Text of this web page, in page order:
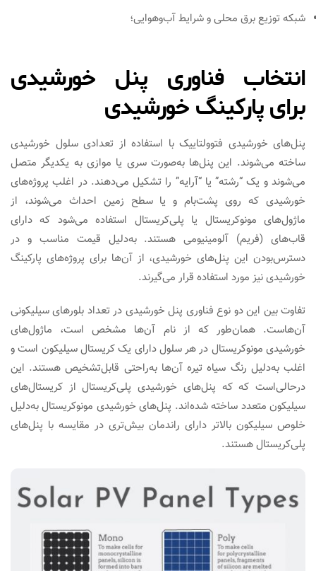
شبکه توزیع برق محلی و شرایط آب‌وهوایی؛
انتخاب فناوری پنل خورشیدی
برای پارکینگ خورشیدی
پنل‌های خورشیدی فتوولتاییک با استفاده از تعدادی سلول خورشیدی
ساخته می‌شوند. این پنل‌ها به‌صورت سری یا موازی به یکدیگر متصل
می‌شوند و یک “رشته” یا “آرایه” را تشکیل می‌دهند. در اغلب پروژه‌های
خورشیدی که روی پشت‌بام و یا سطح زمین احداث می‌شوند، از
ماژول‌های مونوکریستال یا پلی‌کریستال استفاده می‌شود که دارای
قاب‌های (فریم) آلومینیومی هستند. به‌دلیل قیمت مناسب و در
دسترس‌بودن این پنل‌های خورشیدی، از آن‌ها برای پروژه‌های پارکینگ
خورشیدی نیز مورد استفاده قرار می‌گیرند.
تفاوت بین این دو نوع فناوری پنل خورشیدی در تعداد بلورهای سیلیکونی
آن‌هاست. همان‌طور که از نام آن‌ها مشخص است، ماژول‌های
خورشیدی مونوکریستال در هر سلول دارای یک کریستال سیلیکون است و
اغلب به‌دلیل رنگ سیاه تیره آن‌ها به‌راحتی قابل‌تشخیص هستند. این‌
درحالی‌است که که پنل‌های خورشیدی پلی‌کریستال از کریستال‌های
سیلیکون متعدد ساخته شده‌اند. پنل‌های خورشیدی مونو‌کریستال به‌دلیل
خلوص سیلیکون بالاتر دارای راندمان بیش‌تری در مقایسه با پنل‌های
پلی‌کریستال هستند.